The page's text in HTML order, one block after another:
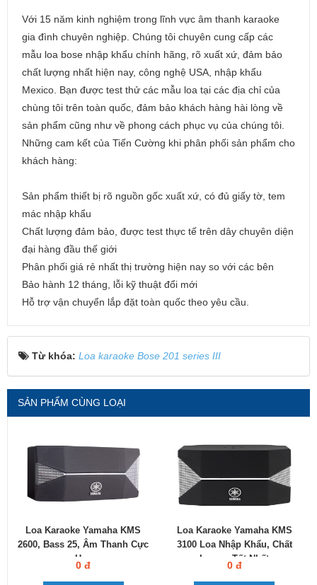
Với 15 năm kinh nghiệm trong lĩnh vực âm thanh karaoke
gia đình chuyên nghiệp. Chúng tôi chuyên cung cấp các
mẫu loa bose nhập khẩu chính hãng, rõ xuất xứ, đảm bảo
chất lượng nhất hiện nay, công nghệ USA, nhập khẩu
Mexico. Bạn được test thử các mẫu loa tại các địa chỉ của
chùng tôi trên toàn quốc, đảm bảo khách hàng hài lòng về
sản phẩm cũng như về phong cách phục vụ của chúng tôi.
Những cam kết của Tiến Cường khi phân phối sản phẩm cho
khách hàng:
Sản phẩm thiết bị rõ nguồn gốc xuất xứ, có đủ giấy tờ, tem
mác nhập khẩu
Chất lượng đảm bảo, được test thực tế trên dây chuyên diện
đại hàng đầu thế giới
Phân phối giá rẻ nhất thị trường hiện nay so với các bên
Bảo hành 12 tháng, lỗi kỹ thuật đổi mới
Hỗ trợ vận chuyển lắp đặt toàn quốc theo yêu cầu.
Từ khóa: Loa karaoke Bose 201 series III
SẢN PHẨM CÙNG LOẠI
Loa Karaoke Yamaha KMS
2600, Bass 25, Âm Thanh Cực
Hay
0 đ
Loa Karaoke Yamaha KMS
3100 Loa Nhập Khẩu, Chất
Lượng Tốt Nhất
0 đ